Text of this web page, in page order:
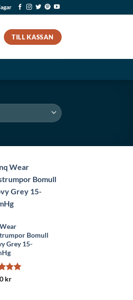
TILL KASSAN
Bomull
Grey 15-
kr